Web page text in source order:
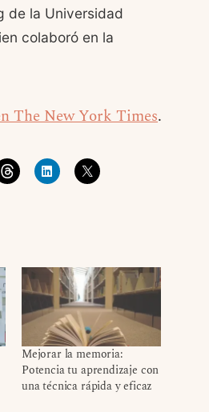
de la Universidad
colaboró en la
The New York Times.
Mejorar la memoria:
Potencia tu aprendizaje con
una técnica rápida y eficaz